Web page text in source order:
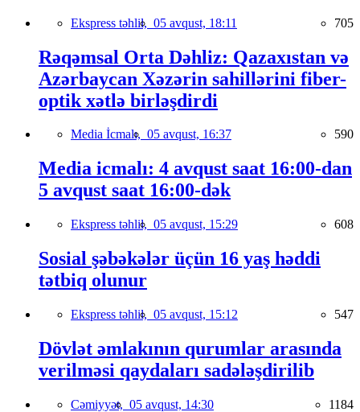
Ekspress təhlil, 05 avqust, 18:11 705
Rəqəmsal Orta Dəhliz: Qazaxıstan və
Azərbaycan Xəzərin sahillərini fiber-
optik xətlə birləşdirdi
Media İcmalı, 05 avqust, 16:37 590
Media icmalı: 4 avqust saat 16:00-dan
5 avqust saat 16:00-dək
Ekspress təhlil, 05 avqust, 15:29 608
Sosial şəbəkələr üçün 16 yaş həddi
tətbiq olunur
Ekspress təhlil, 05 avqust, 15:12 547
Dövlət əmlakının qurumlar arasında
verilməsi qaydaları sadələşdirilib
Cəmiyyət, 05 avqust, 14:30 1184